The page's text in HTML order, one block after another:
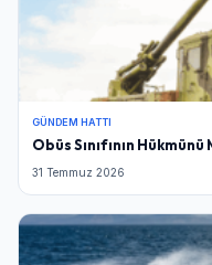
GÜNDEM HATTI
Obüs Sınıfının Hükmünü
31 Temmuz 2026